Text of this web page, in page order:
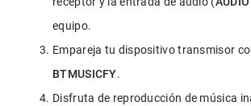
equipo.
Empareja tu dispositivo transmisor
BTMUSICFY.
Disfruta de reproducción de música